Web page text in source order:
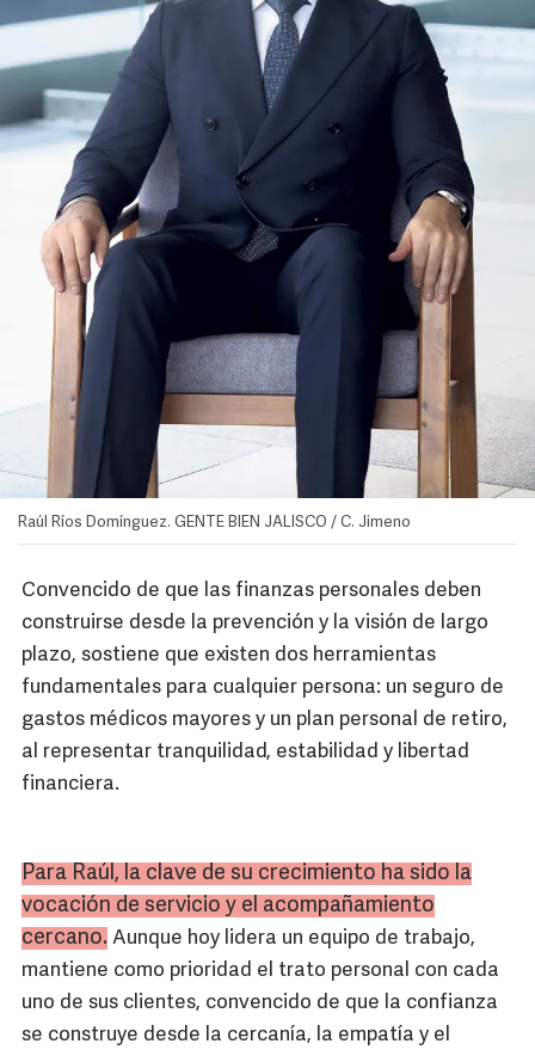
Raúl Ríos Domínguez. GENTE BIEN JALISCO / C. Jimeno
Convencido de que las finanzas personales deben
construirse desde la prevención y la visión de largo
plazo, sostiene que existen dos herramientas
fundamentales para cualquier persona: un seguro de
gastos médicos mayores y un plan personal de retiro,
al representar tranquilidad, estabilidad y libertad
financiera.
Para Raúl, la clave de su crecimiento ha sido la
vocación de servicio y el acompañamiento
cercano. Aunque hoy lidera un equipo de trabajo,
mantiene como prioridad el trato personal con cada
uno de sus clientes, convencido de que la confianza
se construye desde la cercanía, la empatía y el